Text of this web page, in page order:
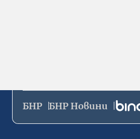
БНР БНР Новини